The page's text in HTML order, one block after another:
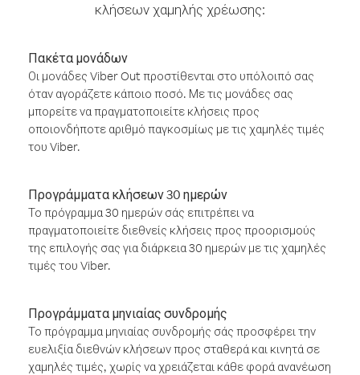
κλήσεων χαμηλής χρέωσης:
Πακέτα μονάδων
Οι μονάδες Viber Out προστίθενται στο υπόλοιπό σας
όταν αγοράζετε κάποιο ποσό. Με τις μονάδες σας
μπορείτε να πραγματοποιείτε κλήσεις προς
οποιονδήποτε αριθμό παγκοσμίως με τις χαμηλές τιμές
του Viber.
Προγράμματα κλήσεων 30 ημερών
Το πρόγραμμα 30 ημερών σάς επιτρέπει να
πραγματοποιείτε διεθνείς κλήσεις προς προορισμούς
της επιλογής σας για διάρκεια 30 ημερών με τις χαμηλές
τιμές του Viber.
Προγράμματα μηνιαίας συνδρομής
Το πρόγραμμα μηνιαίας συνδρομής σάς προσφέρει την
ευελιξία διεθνών κλήσεων προς σταθερά και κινητά σε
χαμηλές τιμές, χωρίς να χρειάζεται κάθε φορά ανανέωση